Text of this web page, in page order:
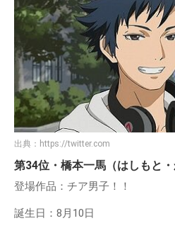
出典： https://twitter.com
第34位・橋本一馬（はしもと・
登場作品：チア男子！！
誕生日：8月10日